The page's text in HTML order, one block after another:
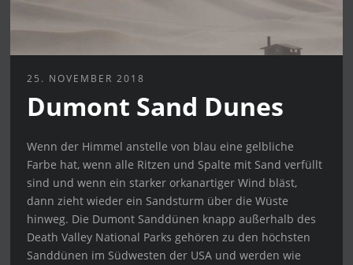
25. NOVEMBER 2018
Dumont Sand Dunes
Wenn der Himmel anstelle von blau eine gelbliche
Farbe hat, wenn alle Ritzen und Spalte mit Sand verfüllt
sind und wenn ein starker orkanartiger Wind bläst,
dann zieht wieder ein Sandsturm über die Wüste
hinweg. Die Dumont Sanddünen knapp außerhalb des
Death Valley National Parks gehören zu den höchsten
Sanddünen im Südwesten der USA und werden wie